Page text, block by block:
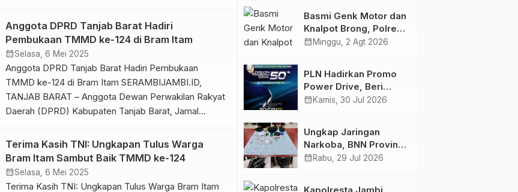
Pengerjaan jalan melalui program TNI Manunggal
Membangun Desa (TMMD) ke-124 Kodim
0419/Tanjab menunjukkan progres yang signifikan dan
menggembirakan. Hingga saat ini, pengerjaan jalan
penghubung […]
Anggota DPRD Tanjab Barat Hadiri
Pembukaan TMMD ke-124 di Bram Itam
calendar_monthSelasa, 6 Mei 2025
Anggota DPRD Tanjab Barat Hadiri Pembukaan
TMMD ke-124 di Bram Itam SERAMBIJAMBI.ID,
TANJAB BARAT – Anggota Dewan Perwakilan Rakyat
Daerah (DPRD) Kabupaten Tanjab Barat, Jamal
pembukaan kegiatan TNI Manunggal Membangun
Desa (TMMD) ke-124 yang diselenggarakan di
Kecamatan Bram Itam. Acara pembukaan yang
berlangsung pada Selasa (6/5/25) ini […]
Terima Kasih TNI: Ungkapan Tulus Warga
Bram Itam Sambut Baik TMMD ke-124
calendar_monthSelasa, 6 Mei 2025
Terima Kasih TNI: Ungkapan Tulus Warga Bram Itam
Semakin Skena
Basmi Genk Motor dan
Knalpot Brong, Polres
Tanjab Barat Amankan
calendar_month Minggu, 2 Agt 2026
PLN Hadirkan Promo
Power Drive, Beri
Diskon Tambah Daya
calendar_month Kamis, 30 Jul 2026
Ungkap Jaringan
Narkoba, BNN Provinsi
Jambi dan Bea Cukai
calendar_month Rabu, 29 Jul 2026